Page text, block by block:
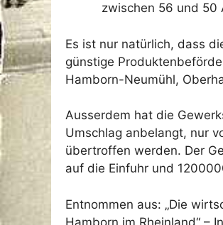
zwischen 56 und 50
Es ist nur natürlich, dass
günstige
Hamborn-Neumühl,
Ausserdem hat die
Umschlag anbelangt, nur
übertroffen werden. Der
auf die Einfuhr und
Entnommen aus: „Die
Hamborn im Rheinland“ –